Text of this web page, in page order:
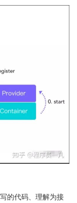
的代码、理解为接